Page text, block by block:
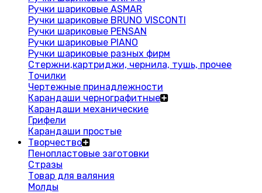
Ручки шариковые ASMAR
Ручки шариковые BRUNO VISCONTI
Ручки шариковые PENSAN
Ручки шариковые PIANO
Ручки шариковые разных фирм
Стержни,картриджи, чернила, тушь, прочее
Точилки
Чертежные принадлежности
Карандаши чернографитные
Карандаши механические
Грифели
Карандаши простые
Творчество
Пенопластовые заготовки
Стразы
Товар для валяния
Молды